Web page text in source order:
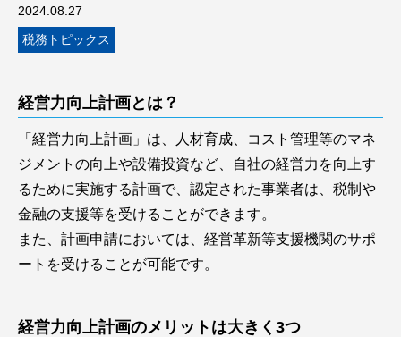
2024.08.27
税務トピックス
経営力向上計画とは？
「経営力向上計画」は、人材育成、コスト管理等のマネ
ジメントの向上や設備投資など、自社の経営力を向上す
るために実施する計画で、認定された事業者は、税制や
金融の支援等を受けることができます。
また、計画申請においては、経営革新等支援機関のサポ
ートを受けることが可能です。
経営力向上計画のメリットは大きく3つ